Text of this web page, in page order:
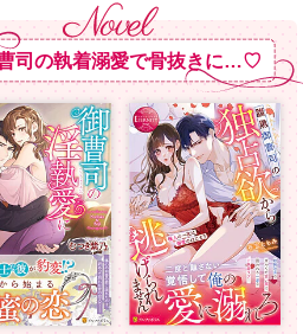
司の執着溺愛で骨抜きに…♡